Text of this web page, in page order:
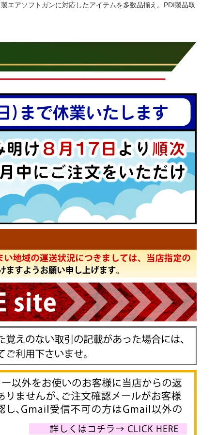
アソフトガンに対応したアイテムを多数品揃え。PDI製品取